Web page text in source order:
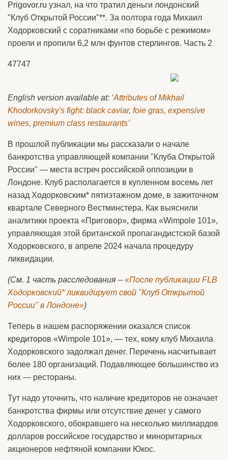
Prigovor.ru узнал, на что тратил деньги лондонский
"Клуб Открытой России"**. За полтора года Михаил
Ходорковский с соратниками «по борьбе с режимом»
проели и пропили 6,2 млн фунтов стерлингов. Часть 2
47747
English version available at: ‘Attributes of Mikhail
Khodorkovsky's fight: black caviar, foie gras, expensive
wines, premium class restaurants’
В прошлой публикации мы рассказали о начале
банкротства управляющей компании "Клуба Открытой
России" — места встреч российской оппозиции в
Лондоне. Клуб располагается в купленном восемь лет
назад Ходорковским* пятиэтажном доме, в зажиточном
квартале Северного Вестминстера. Как выяснили
аналитики проекта «Приговор», фирма «Wimpole 101»,
управляющая этой британской пропагандистской базой
Ходорковского, в апреле 2024 начала процедуру
ликвидации.
(См. 1 часть расследования – «После публикации FLB
Ходорковский* ликвидирует свой "Клуб Открытой
России" в Лондоне»)
Теперь в нашем распоряжении оказался список
кредиторов «Wimpole 101», — тех, кому клуб Михаила
Ходорковского задолжал денег. Перечень насчитывает
более 180 организаций. Подавляющее большинство из
них — рестораны.
Тут надо уточнить, что наличие кредиторов не означает
банкротства фирмы или отсутствие денег у самого
Ходорковского, обокравшего на несколько миллиардов
долларов российское государство и миноритарных
акционеров нефтяной компании Юкос.